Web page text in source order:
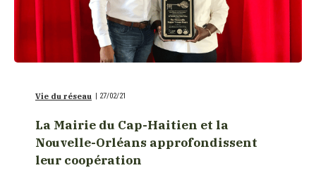
Vie du réseau | 27/02/21
La Mairie du Cap-Haitien et la
Nouvelle-Orléans approfondissent
leur coopération